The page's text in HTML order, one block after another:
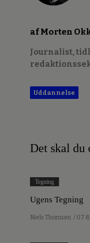
af Morten
Journalist,
Uddannelse
Det skal du
Tegning
Ugens Tegning
Niels Thomsen /